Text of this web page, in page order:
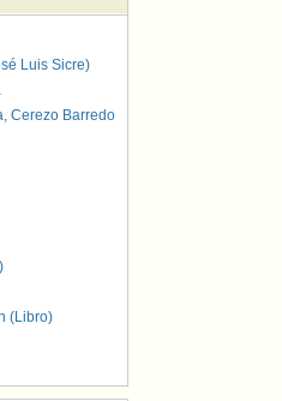
Luis Sicre)
Cerezo Barredo
(Libro)